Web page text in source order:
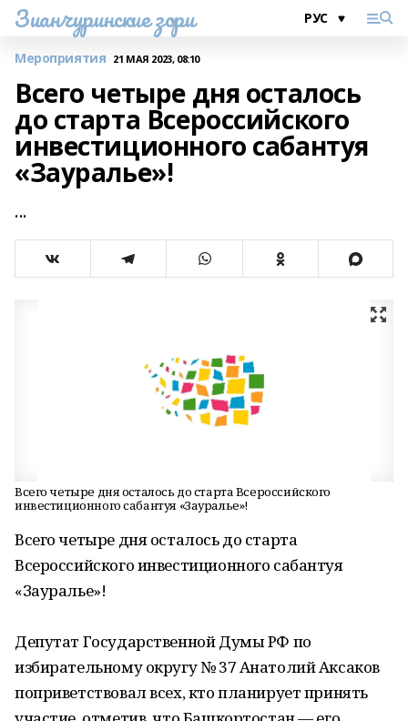
Зианчуринские зори
Мероприятия 21 МАЯ 2023, 08:10
Всего четыре дня осталось
до старта Всероссийского
инвестиционного сабантуя
«Зауралье»!
...
Всего четыре дня осталось до старта Всероссийского
инвестиционного сабантуя «Зауралье»!
Всего четыре дня осталось до старта
Всероссийского инвестиционного сабантуя
«Зауралье»!
Депутат Государственной Думы РФ по
избирательному округу № 37 Анатолий Аксаков
поприветствовал всех, кто планирует принять